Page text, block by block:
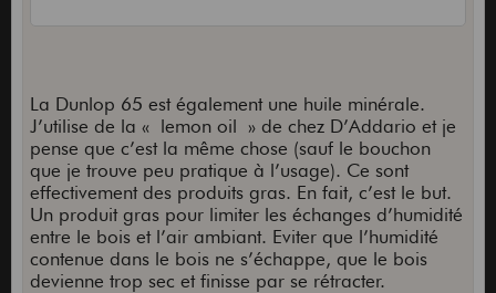
La Dunlop 65 est également une huile minérale.
J’utilise de la « lemon oil » de chez D’Addario et je
pense que c’est la même chose (sauf le bouchon
que je trouve peu pratique à l’usage). Ce sont
effectivement des produits gras. En fait, c’est le but.
Un produit gras pour limiter les échanges d’humidité
entre le bois et l’air ambiant. Eviter que l’humidité
contenue dans le bois ne s’échappe, que le bois
devienne trop sec et finisse par se rétracter.